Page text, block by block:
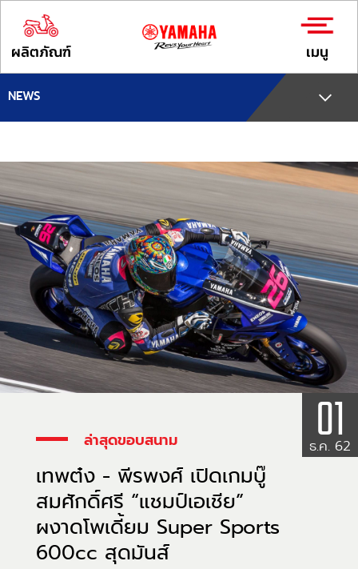
ผลิตภัณฑ์ เมนู
NEWS
ล่าสุดขอบสนาม
เทพต๋ง - พีรพงศ์ เปิดเกมบู๊
สมศักดิ์ศรี “แชมป์เอเชีย”
ผงาดโพเดี้ยม Super Sports
600cc สุดมันส์
01
ธ.ค. 62